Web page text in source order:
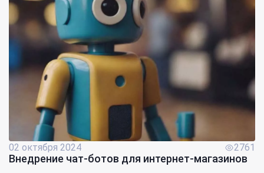
02 октября 2024 2761
Внедрение чат-ботов для интернет-магазинов